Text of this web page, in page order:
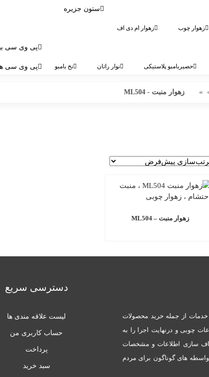
زهوار چوب زهوار ام دی اف
ستون جزیره
حصیربامبو پلاستیکی نوار راتان نخ بامبو
پی وی سی
پی وی سی
» زهوار منبت - ML504
زهوار منبت – ML504
از جمله خرید محصولات
چوبی و درنهایت اجرا را به
سازی اطلاعات و مشخصات
های گوناگون برای مردم
دسترسی سریع
لیست علاقه مندی ها
حساب کاربری من
پرداخت
سبد خرید